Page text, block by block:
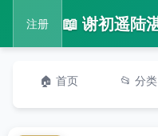
注册
🏠 首页 📂 分类